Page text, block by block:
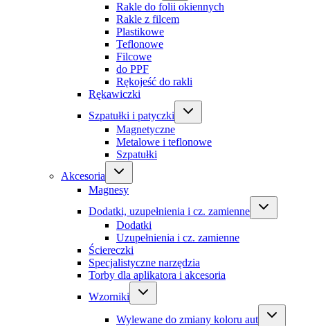
Rakle do folii okiennych
Rakle z filcem
Plastikowe
Teflonowe
Filcowe
do PPF
Rękojeść do rakli
Rękawiczki
Szpatułki i patyczki
Magnetyczne
Metalowe i teflonowe
Szpatułki
Akcesoria
Magnesy
Dodatki, uzupełnienia i cz. zamienne
Dodatki
Uzupełnienia i cz. zamienne
Ściereczki
Specjalistyczne narzędzia
Torby dla aplikatora i akcesoria
Wzorniki
Wylewane do zmiany koloru aut